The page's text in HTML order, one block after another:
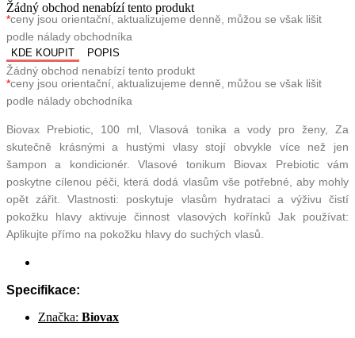
Žádný obchod nenabízí tento produkt
*ceny jsou orientační, aktualizujeme denně, můžou se však lišit
podle nálady obchodníka
KDE KOUPIT POPIS
Žádný obchod nenabízí tento produkt
*ceny jsou orientační, aktualizujeme denně, můžou se však lišit
podle nálady obchodníka
Biovax Prebiotic, 100 ml, Vlasová tonika a vody pro ženy, Za
skutečně krásnými a hustými vlasy stojí obvykle více než jen
šampon a kondicionér. Vlasové tonikum Biovax Prebiotic vám
poskytne cílenou péči, která dodá vlasům vše potřebné, aby mohly
opět zářit. Vlastnosti: poskytuje vlasům hydrataci a výživu čistí
pokožku hlavy aktivuje činnost vlasových kořínků Jak používat:
Aplikujte přímo na pokožku hlavy do suchých vlasů.
Specifikace:
Značka: Biovax